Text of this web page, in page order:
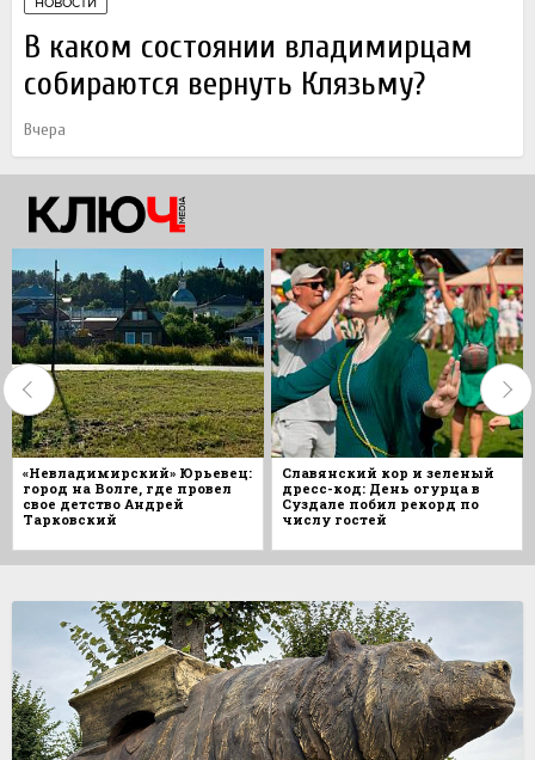
НОВОСТИ
В каком состоянии владимирцам
собираются вернуть Клязьму?
Вчера
«Невладимирский» Юрьевец:
город на Волге, где провел
свое детство Андрей
Тарковский
Славянский кор и зеленый
дресс-код: День огурца в
Суздале побил рекорд по
числу гостей